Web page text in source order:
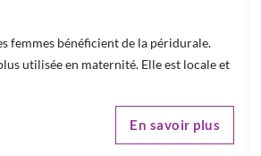
femmes bénéficient de la péridurale.
utilisée en maternité. Elle est locale et
En savoir plus